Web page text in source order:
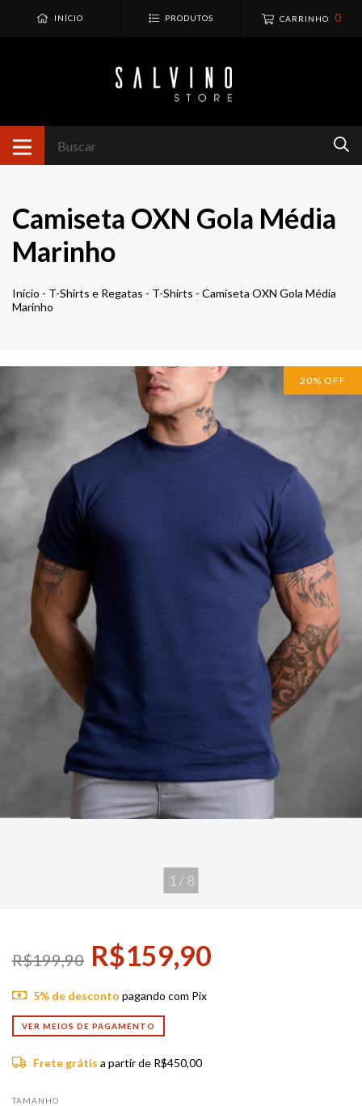
INÍCIO PRODUTOS CARRINHO 0
Camiseta OXN Gola Média
Marinho
Início - T-Shirts e Regatas - T-Shirts - Camiseta OXN Gola Média
Marinho
20% OFF
1 /8
R$199,90 R$159,90
5% de desconto pagando com Pix
VER MEIOS DE PAGAMENTO
Frete grátis a partir de R$450,00
TAMANHO